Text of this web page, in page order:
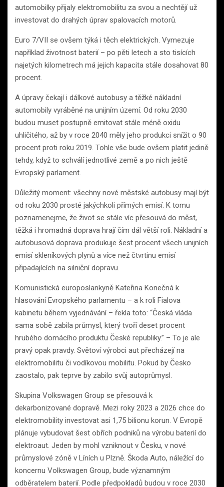
automobilky přijaly elektromobilitu za svou a nechtějí už
investovat do drahých úprav spalovacích motorů.
Euro 7/VII se ovšem týká i těch elektrických. Vymezuje
například životnost baterií – po pěti letech a sto tisících
najetých kilometrech má jejich kapacita stále dosahovat 80
procent.
A úpravy čekají i dálkové autobusy a těžké nákladní
automobily vyráběné na unijním území. Od roku 2030
budou muset postupně emitovat stále méně oxidu
uhličitého, až by v roce 2040 měly jeho produkci snížit o 90
procent proti roku 2019. Tohle vše bude ovšem platit jedině
tehdy, když to schválí jednotlivé země a po nich ještě
Evropský parlament.
Důležitý moment: všechny nové městské autobusy mají být
od roku 2030 prosté jakýchkoli přímých emisí. K tomu
poznamenejme, že život se stále víc přesouvá do měst,
těžká i hromadná doprava hrají čím dál větší roli. Nákladní a
autobusová doprava produkuje šest procent všech unijních
emisí skleníkových plynů a více než čtvrtinu emisí
připadajících na silniční dopravu.
Komunistická europoslankyně Kateřina Konečná k
hlasování Evropského parlamentu – a k roli Fialova
kabinetu během vyjednávání – řekla toto: “Česká vláda
sama sobě zabila průmysl, který tvoří deset procent
hrubého domácího produktu České republiky.” – To je ale
pravý opak pravdy. Světoví výrobci aut přecházejí na
elektromobilitu či vodíkovou mobilitu. Pokud by Česko
zaostalo, pak teprve by zabilo svůj autoprůmysl.
Skupina Volkswagen Group se přesouvá k
dekarbonizované dopravě. Mezi roky 2023 a 2026 chce do
elektromobility investovat asi 1,75 bilionu korun. V Evropě
plánuje vybudovat šest obřích podniků na výrobu baterií do
elektroaut. Jeden by mohl vzniknout v Česku, v nové
průmyslové zóně v Líních u Plzně. Škoda Auto, náležící do
koncernu Volkswagen Group, bude významným
odběratelem baterií. Podle předpokladů budou v roce 2030